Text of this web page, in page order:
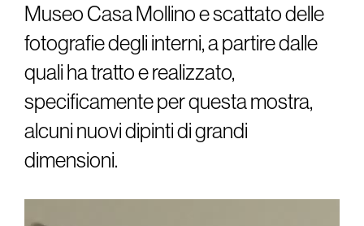
Museo Casa Mollino e scattato delle
fotografie degli interni, a partire dalle
quali ha tratto e realizzato,
specificamente per questa mostra,
alcuni nuovi dipinti di grandi
dimensioni.